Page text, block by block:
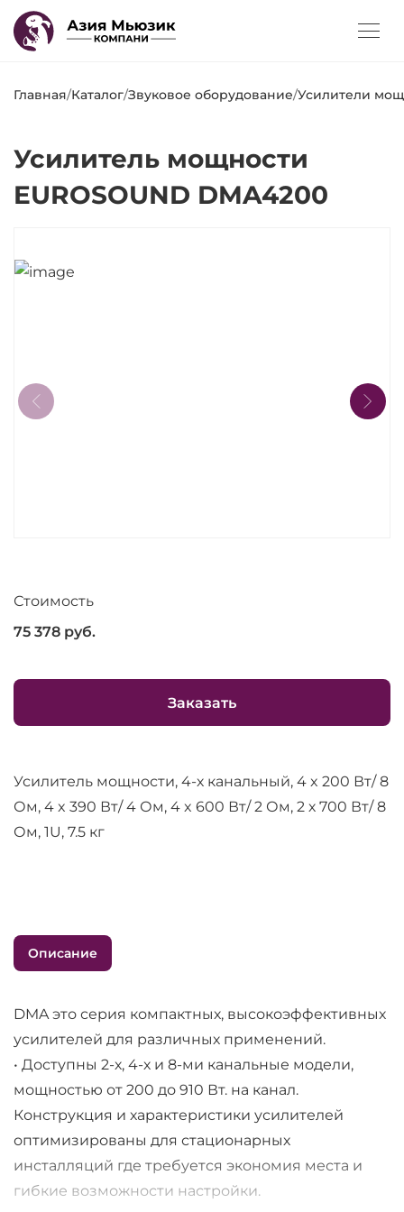
Главная/Каталог/Звуковое оборудование/Усилители
Усилитель мощности
EUROSOUND DMA4200
Стоимость
75 378 руб.
Заказать
Усилитель мощности, 4-х канальный, 4 x 200 Вт/ 8
Ом, 4 x 390 Вт/ 4 Ом, 4 x 600 Вт/ 2 Ом, 2 х 700 Вт/ 8
Ом, 1U, 7.5 кг
Описание
DMA это серия компактных, высокоэффективных
усилителей для различных применений.
• Доступны 2-х, 4-х и 8-ми канальные модели,
мощностью от 200 до 910 Вт. на канал.
Конструкция и характеристики усилителей
оптимизированы для стационарных
инсталляций где требуется экономия места и
гибкие возможности настройки.